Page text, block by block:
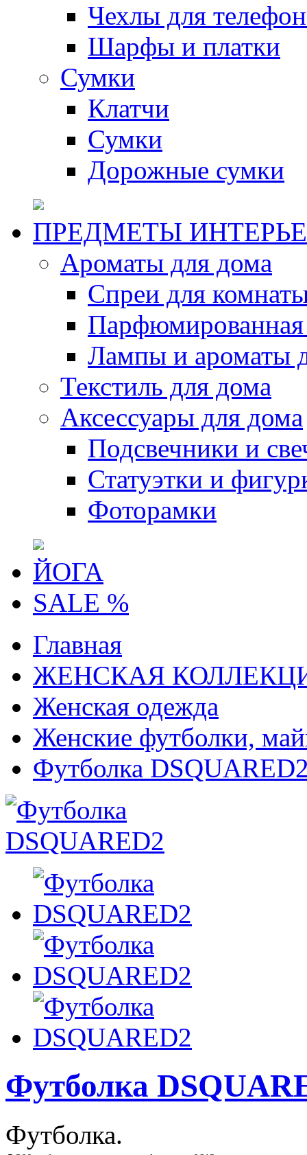
Чехлы для
Шарфы и платки
Сумки
Клатчи
Сумки
Дорожные сумки
ПРЕДМЕТЫ
Ароматы для дома
Спреи для
Парфюмированная
Лампы и ароматы
Текстиль для дома
Аксессуары для дома
Подсвечники и
Статуэтки и
Фоторамки
ЙОГА
SALE %
Главная
ЖЕНСКАЯ
Женская одежда
Женские футболки,
Футболка
Футболка
Футболка.